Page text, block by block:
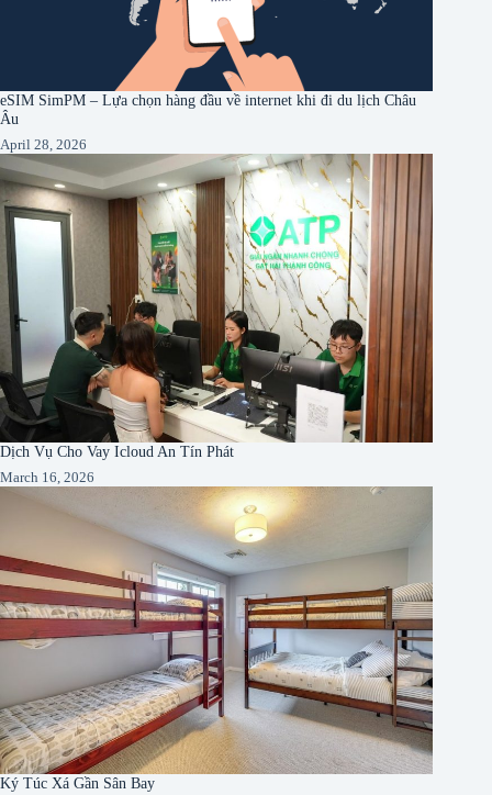
eSIM SimPM – Lựa chọn hàng đầu về internet khi đi du lịch Châu
Âu
April 28, 2026
Dịch Vụ Cho Vay Icloud An Tín Phát
March 16, 2026
Ký Túc Xá Gần Sân Bay